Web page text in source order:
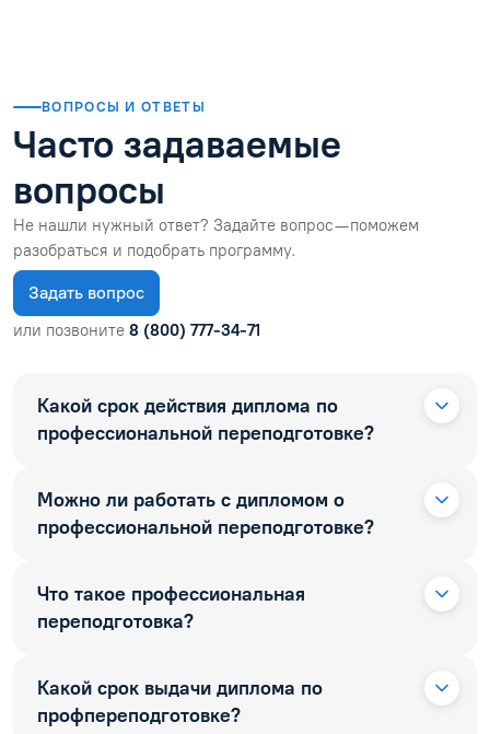
ВОПРОСЫ И ОТВЕТЫ
Часто задаваемые
вопросы
Не нашли нужный ответ? Задайте вопрос — поможем
разобраться и подобрать программу.
Задать вопрос
или позвоните 8 (800) 777-34-71
Какой срок действия диплома по
профессиональной переподготовке?
Можно ли работать с дипломом о
профессиональной переподготовке?
Что такое профессиональная
переподготовка?
Какой срок выдачи диплома по
профпереподготовке?